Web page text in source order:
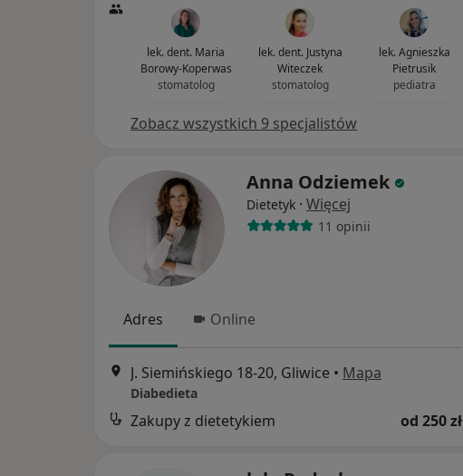
lek. dent. Maria
Borowy-Koperwas
stomatolog
lek. dent. Justyna
Witeczek
stomatolog
lek. Agnieszka
Pietrusik
pediatra
Zobacz wszystkich 9 specjalistów
Anna Odziemek
Dietetyk · Więcej
11 opinii
Adres Online
J. Siemińskiego 18-20, Gliwice • Mapa
Diabedieta
Zakupy z dietetykiem od 250 zł